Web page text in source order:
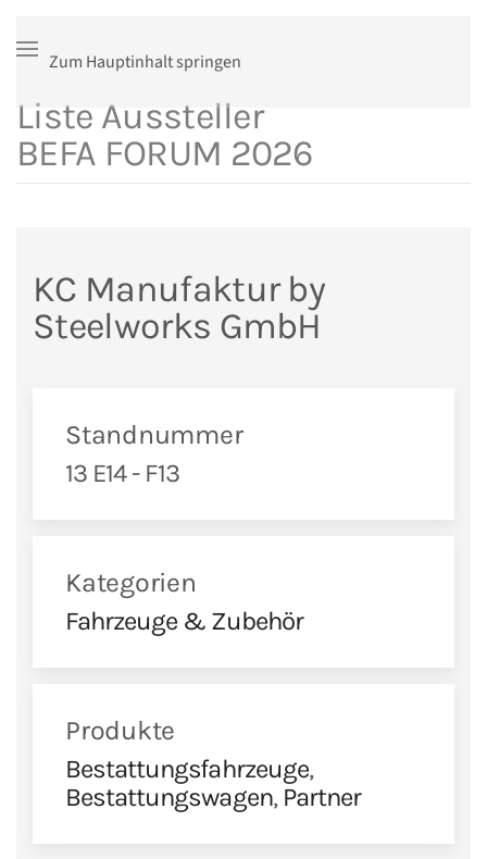
Zum Hauptinhalt springen
Liste Aussteller
BEFA FORUM 2026
KC Manufaktur by
Steelworks GmbH
Standnummer
13 E14 - F13
Kategorien
Fahrzeuge & Zubehör
Produkte
Bestattungsfahrzeuge,
Bestattungswagen, Partner